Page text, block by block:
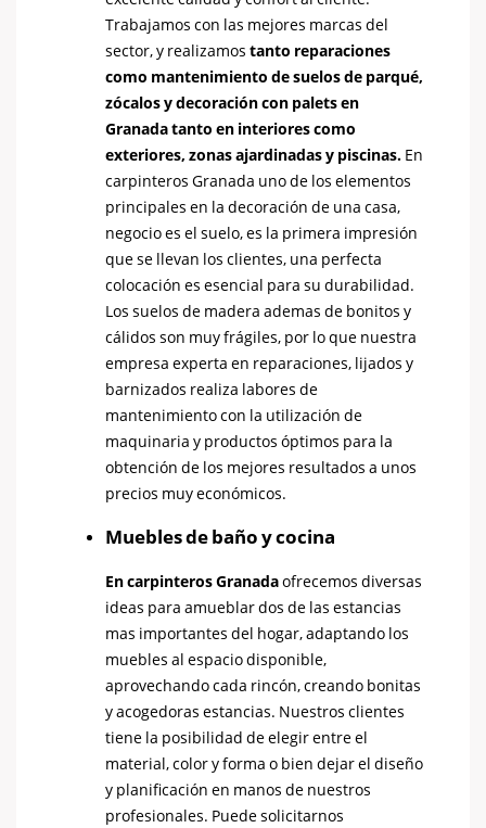
Trabajamos con las mejores marcas del
sector, y realizamostanto reparaciones
como mantenimiento de suelos de parqué,
zócalos y decoración con palets en
Granadatanto en interiores como
exteriores, zonas ajardinadas y piscinas. En
carpinteros Granada uno de los elementos
principales en la decoración de una casa,
negocio es el suelo, es la primera impresión
que se llevan los clientes, una perfecta
colocación es esencial para su durabilidad.
Los suelos de madera ademas de bonitos y
cálidos son muy frágiles, por lo que nuestra
empresa experta en reparaciones, lijados y
barnizados realiza labores de
mantenimiento con la utilización de
maquinaria y productos óptimos para la
obtención de los mejores resultados a unos
precios muy económicos.
Muebles de baño y cocina
En carpinteros Granadaofrecemos diversas
ideas para amueblar dos de las estancias
mas importantes del hogar, adaptando los
muebles al espacio disponible,
aprovechando cada rincón, creando bonitas
y acogedoras estancias. Nuestros clientes
tiene la posibilidad de elegir entre el
material, color y forma o bien dejar el diseño
y planificación en manos de nuestros
profesionales. Puede solicitarnos